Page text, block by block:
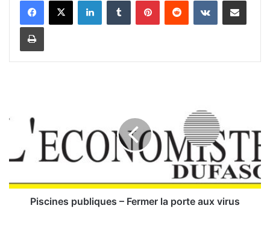
e
p
Piscines publiques – Fermer la porte aux virus